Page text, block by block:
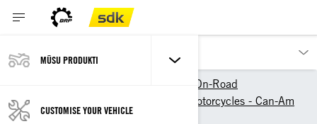
MŪSU PRODUKTI
CUSTOMISE YOUR VEHICLE
Can-Am On-Road
2026 3-Wheel & Electric Motorcycles - Can-Am
On-Road